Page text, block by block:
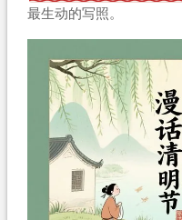
最生动的写照。